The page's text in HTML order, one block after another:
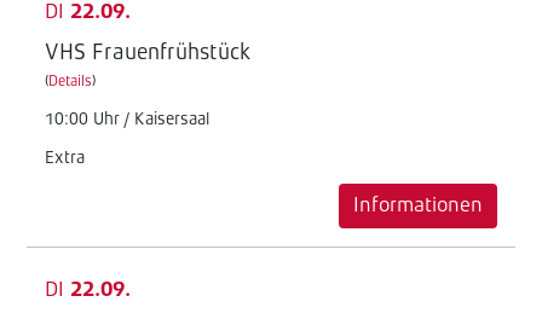
DI 22.09.
VHS Frauenfrühstück
(Details)
10:00 Uhr / Kaisersaal
Extra
Informationen
DI 22.09.